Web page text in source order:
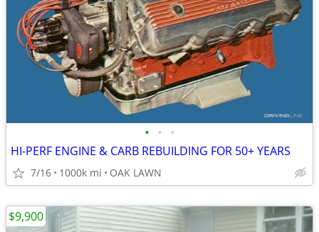
• • •
HI-PERF ENGINE & CARB REBUILDING FOR 50+ YEARS
7/16 1000k mi OAK LAWN
$9,900